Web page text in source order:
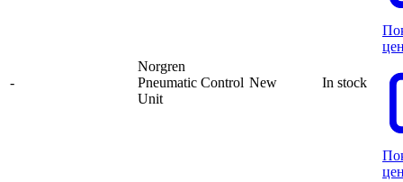
-
Norgren
Pneumatic Control
Unit
New In stock